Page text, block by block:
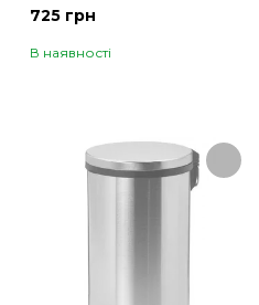
725 грн
В наявності